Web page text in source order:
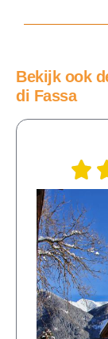
Bekijk ook
di Fassa